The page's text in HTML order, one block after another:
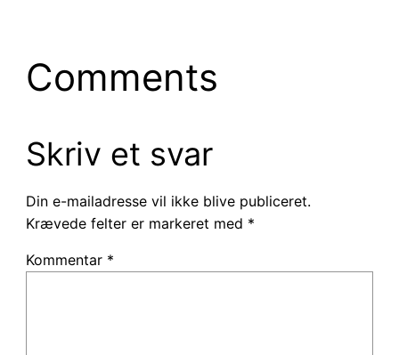
Comments
Skriv et svar
Din e-mailadresse vil ikke blive publiceret.
Krævede felter er markeret med *
Kommentar *